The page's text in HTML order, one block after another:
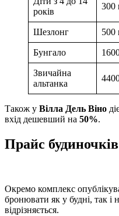
років
300
Шезлонг 500
Бунгало
Звичайна
альтанка
Також у Вілла Дель Віно
вхід дешевший на 50%.
Прайс
Окремо комплекс
бронювати як у будні, так і
відрізняється.